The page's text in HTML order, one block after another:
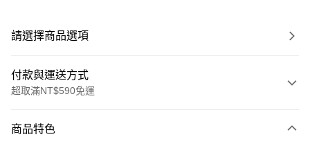
請選擇商品選項
付款與運送方式
超取滿NT$590免運
信用卡一次付款
商品特色